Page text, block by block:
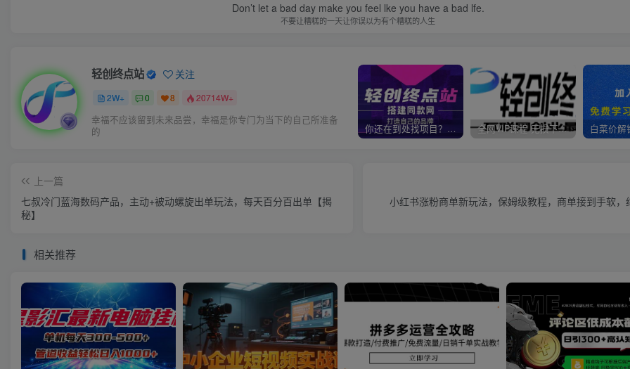
Don’t let a bad day make you feel lke you have a bad lfe.
不要让糟糕的一天让你误以为有个糟糕的人生
轻创终点站 关注
2W+ 0 8 20714W+
幸福不应该留到未来品尝，幸福是你专门为当下的自己所准备
的
你还在到处找项目？还在当韭菜？我靠卖项目一个月收入5万+，曾经我也是个失败者。 全网VIP课程 无损下载~
上一篇
七叔冷门蓝海数码产品，主动+被动螺旋出单玩法，每天百分百出单【揭
秘】
小红书涨粉商单新玩法，保姆级教程，商单接到手软，
相关推荐